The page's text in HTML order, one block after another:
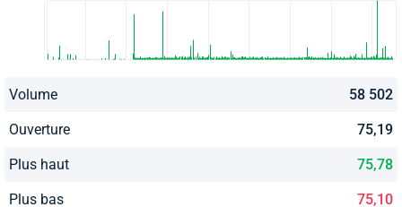
Volume 58 502
Ouverture 75,19
Plus haut 75,78
Plus bas 75,10